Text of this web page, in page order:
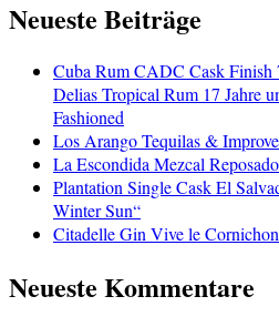
Neueste Beiträge
Cuba Rum CADC Cask Finish
Delias Tropical Rum 17 Jahre
Fashioned
Los Arango Tequilas &
La Escondida Mezcal
Plantation Single Cask El
Winter Sun“
Citadelle Gin Vive le
Neueste Kommentare